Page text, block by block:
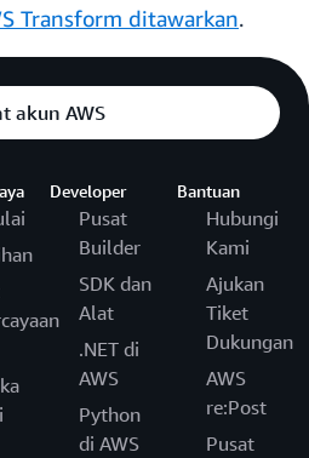
Transform ditawarkan.
akun AWS
Developer
Pusat
Builder
SDK dan
Alat
.NET di
AWS
Python
di AWS
Bantuan
Hubungi
Kami
Ajukan
Tiket
Dukungan
AWS
re:Post
Pusat